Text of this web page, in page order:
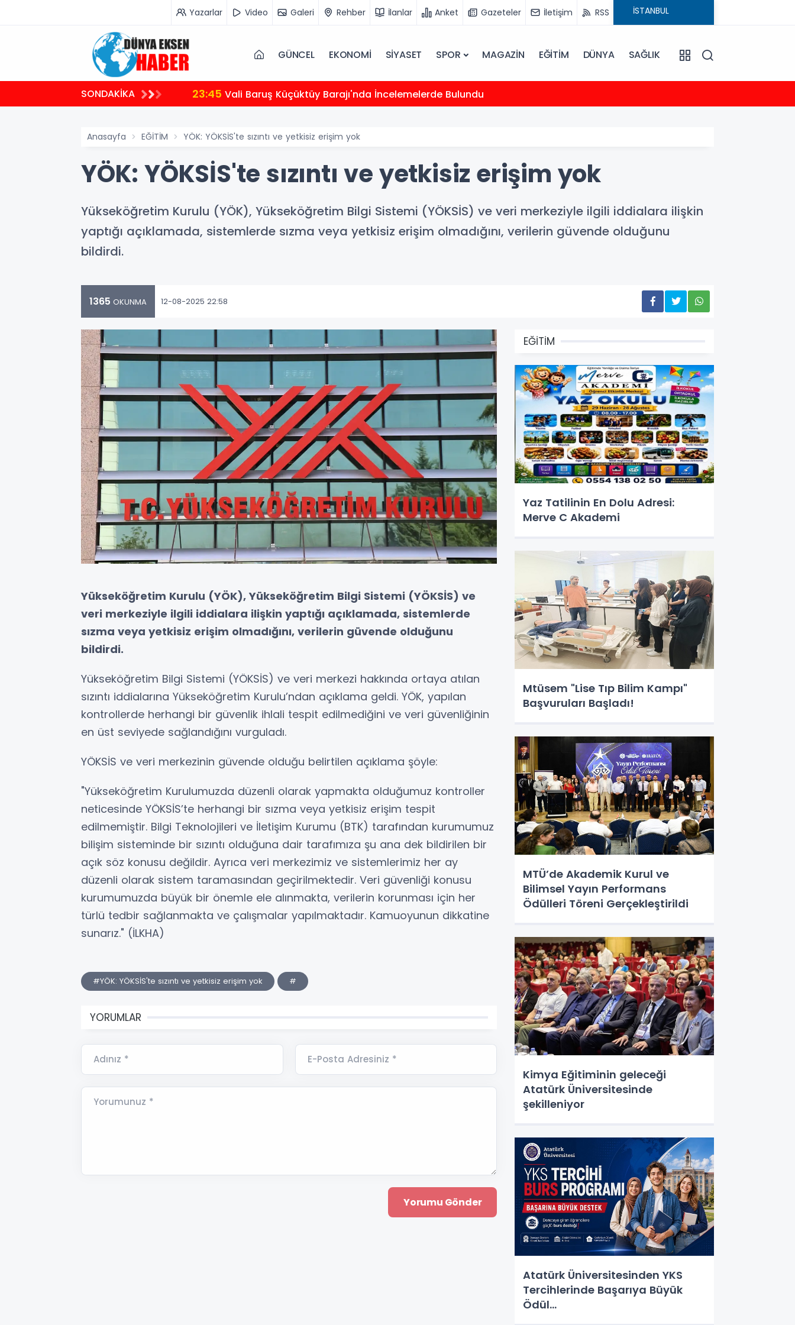
Yazarlar Video Galeri Rehber İlanlar Anket Gazeteler İletişim RSS
GÜNCEL EKONOMİ SİYASET SPOR MAGAZİN EĞİTİM DÜNYA SAĞLIK
SONDAKİKA 23:45 Vali Baruş Küçüktüy Barajı'nda İncelemelerde Bulundu
Anasayfa EĞİTİM YÖK: YÖKSİS'te sızıntı ve yetkisiz erişim yok
YÖK: YÖKSİS'te sızıntı ve yetkisiz erişim yok
Yükseköğretim Kurulu (YÖK), Yükseköğretim Bilgi Sistemi (YÖKSİS) ve veri merkeziyle ilgili iddialara ilişkin
yaptığı açıklamada, sistemlerde sızma veya yetkisiz erişim olmadığını, verilerin güvende olduğunu
bildirdi.
1365 OKUNMA 12-08-2025 22:58
Yükseköğretim Kurulu (YÖK), Yükseköğretim Bilgi Sistemi (YÖKSİS) ve
veri merkeziyle ilgili iddialara ilişkin yaptığı açıklamada, sistemlerde
sızma veya yetkisiz erişim olmadığını, verilerin güvende olduğunu
bildirdi.
Yükseköğretim Bilgi Sistemi (YÖKSİS) ve veri merkezi hakkında ortaya atılan
sızıntı iddialarına Yükseköğretim Kurulu’ndan açıklama geldi. YÖK, yapılan
kontrollerde herhangi bir güvenlik ihlali tespit edilmediğini ve veri güvenliğinin
en üst seviyede sağlandığını vurguladı.
YÖKSİS ve veri merkezinin güvende olduğu belirtilen açıklama şöyle:
"Yükseköğretim Kurulumuzda düzenli olarak yapmakta olduğumuz kontroller
neticesinde YÖKSİS’te herhangi bir sızma veya yetkisiz erişim tespit
edilmemiştir. Bilgi Teknolojileri ve İletişim Kurumu (BTK) tarafından kurumumuz
bilişim sisteminde bir sızıntı olduğuna dair tarafımıza şu ana dek bildirilen bir
açık söz konusu değildir. Ayrıca veri merkezimiz ve sistemlerimiz her ay
düzenli olarak sistem taramasından geçirilmektedir. Veri güvenliği konusu
kurumumuzda büyük bir önemle ele alınmakta, verilerin korunması için her
türlü tedbir sağlanmakta ve çalışmalar yapılmaktadır. Kamuoyunun dikkatine
sunarız." (İLKHA)
#YÖK: YÖKSİS'te sızıntı ve yetkisiz erişim yok #
YORUMLAR
Adınız * E-Posta Adresiniz *
Yorumunuz *
EĞİTİM
Yaz Tatilinin En Dolu Adresi:
Merve C Akademi
Mtüsem "Lise Tıp Bilim Kampı"
Başvuruları Başladı!
MTÜ’de Akademik Kurul ve
Bilimsel Yayın Performans
Ödülleri Töreni Gerçekleştirildi
Kimya Eğitiminin geleceği
Atatürk Üniversitesinde
şekilleniyor
Atatürk Üniversitesinden YKS
Tercihlerinde Başarıya Büyük
Ödül…